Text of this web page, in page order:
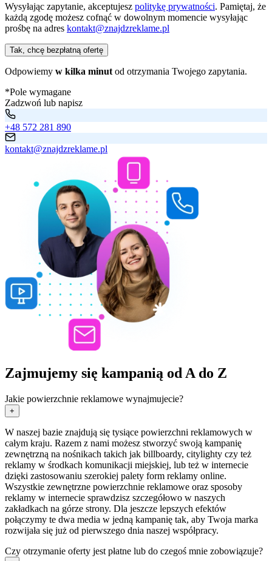
Wysyłając zapytanie, akceptujesz politykę prywatności. Pamiętaj, że
każdą zgodę możesz cofnąć w dowolnym momencie wysyłając
prośbę na adres kontakt@znajdzreklame.pl
Tak, chcę bezpłatną ofertę
Odpowiemy w kilka minut od otrzymania Twojego zapytania.
*Pole wymagane
Zadzwoń lub napisz
+48 572 281 890
kontakt@znajdzreklame.pl
Zajmujemy się kampanią od A do Z
Jakie powierzchnie reklamowe wynajmujecie?
+
W naszej bazie znajdują się tysiące powierzchni reklamowych w
całym kraju. Razem z nami możesz stworzyć swoją kampanię
zewnętrzną na nośnikach takich jak billboardy, citylighty czy też
reklamy w środkach komunikacji miejskiej, lub też w internecie
dzięki zastosowaniu szerokiej palety form reklamy online.
Wszystkie zewnętrzne powierzchnie reklamowe oraz sposoby
reklamy w internecie sprawdzisz szczegółowo w naszych
zakładkach na górze strony. Dla jeszcze lepszych efektów
połączymy te dwa media w jedną kampanię tak, aby Twoja marka
rozwijała się już od pierwszego dnia naszej współpracy.
Czy otrzymanie oferty jest płatne lub do czegoś mnie zobowiązuje?